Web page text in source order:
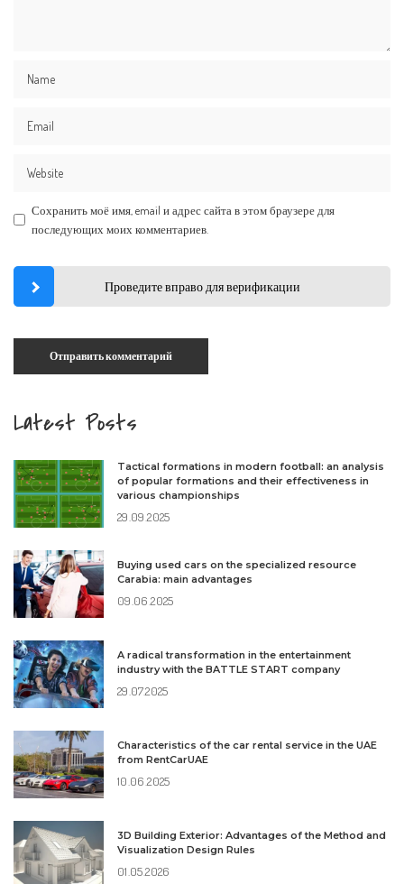
Сохранить моё имя, email и адрес сайта в этом браузере для
последующих моих комментариев.
Проведите вправо для верификации
Latest Posts
Tactical formations in modern football: an analysis
of popular formations and their effectiveness in
various championships
29.09.2025
Buying used cars on the specialized resource
Carabia: main advantages
09.06.2025
A radical transformation in the entertainment
industry with the BATTLE START company
29.07.2025
Characteristics of the car rental service in the UAE
from RentCarUAE
10.06.2025
3D Building Exterior: Advantages of the Method and
Visualization Design Rules
01.05.2026